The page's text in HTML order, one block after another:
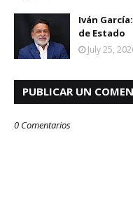
Iván
de Estado
July 25,
PUBLICAR UN
0 Comentarios